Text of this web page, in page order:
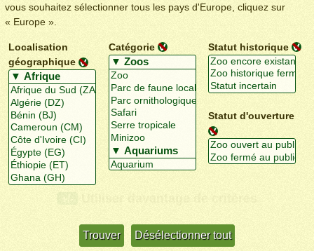
vous souhaitez sélectionner tous les pays d'Europe, cliquez sur
« Europe ».
Localisation
géographique
Catégorie Statut historique
Statut d'ouverture